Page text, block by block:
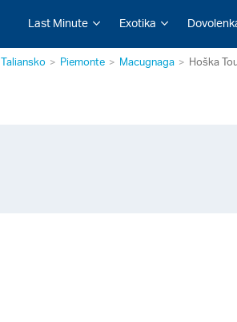
Last Minute Exotika
Taliansko Piemonte Macugnaga Hoška